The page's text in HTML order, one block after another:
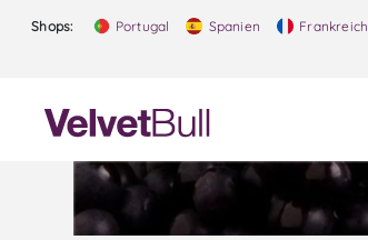
Shops: Portugal Spanien Frankreich